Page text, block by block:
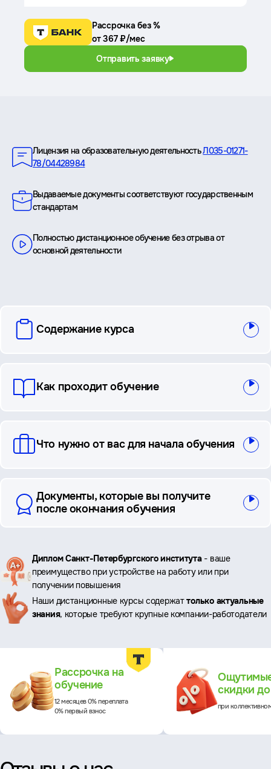
Рассрочка без %
от 367 ₽/мес
Отправить заявку
Лицензия на образовательную деятельностьЛ035-01271-
78/04428984
Выдаваемые документы соответствуют государственным
стандартам
Полностью дистанционное обучение без отрыва от
основной деятельности
вопросы
Содержание курса
Как проходит обучение
Что нужно от вас для начала обучения
Документы, которые вы получите
после окончания обучения
Ключевые
преимущества
Диплом Санкт-Петербургского института- ваше
преимущество при устройстве на работу или при
получении повышения
Наши дистанционные курсы содержаттолько актуальные
знания, которые требуют крупные компании-работодатели
Рассрочка на
обучение
12 месяцев 0% переплата
0% первый взнос
скидки
при